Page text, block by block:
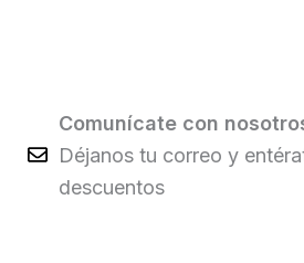
Comunícate con
Déjanos tu correo y
descuentos